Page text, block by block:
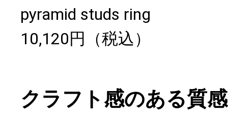
pyramid studs ring
10,120円（税込）
クラフト感のある質